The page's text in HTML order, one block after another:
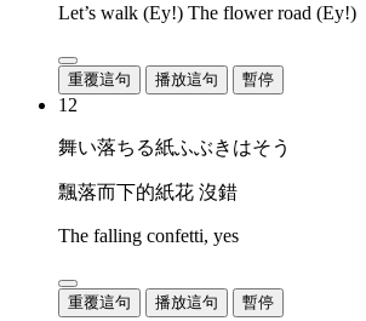
Let’s walk (Ey!) The flower road (Ey!)
重覆這句 播放這句 暫停
12
舞い落ちる紙ふぶきはそう
飄落而下的紙花 沒錯
The falling confetti, yes
重覆這句 播放這句 暫停